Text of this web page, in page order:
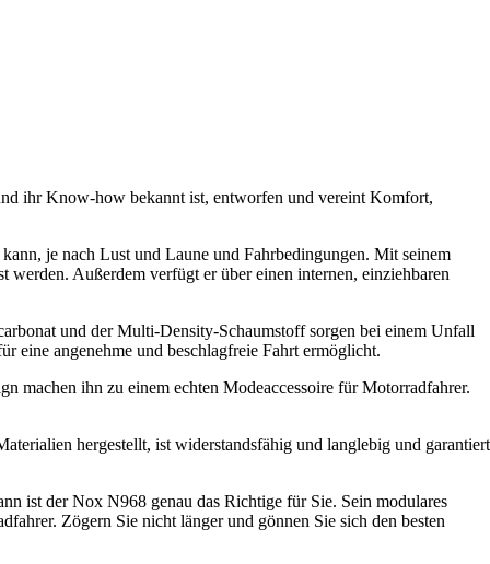
ihr Know-how bekannt ist, entworfen und vereint Komfort,
je nach Lust und Laune und Fahrbedingungen. Mit seinem
werden. Außerdem verfügt er über einen internen, einziehbaren
und der Multi-Density-Schaumstoff sorgen bei einem Unfall
eine angenehme und beschlagfreie Fahrt ermöglicht.
machen ihn zu einem echten Modeaccessoire für Motorradfahrer.
hergestellt, ist widerstandsfähig und langlebig und garantiert
ist der Nox N968 genau das Richtige für Sie. Sein modulares
Zögern Sie nicht länger und gönnen Sie sich den besten